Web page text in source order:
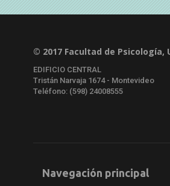
© 2017 Facultad de Psicología,
EDIFICIO CENTRAL
Tristán Narvaja 1674 - Montevideo
Teléfono: (598) 24008555
Navegación principal